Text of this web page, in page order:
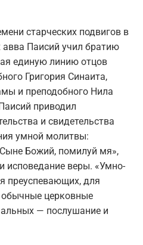
старческих подвигов в
Паисий учил братию
единую линию отцов
Григория Синаита,
и преподобного Нила
приводил
и свидетельства
умной молитвы:
Сыне Божий, помилуй мя»,
исповедание веры. «Умно-
преуспевающих, для
обычные церковные
— послушание и